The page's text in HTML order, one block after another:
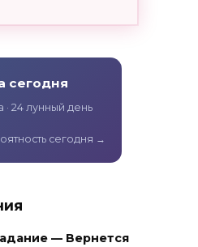
сегодня
24 лунный день
сегодня →
— Вернется